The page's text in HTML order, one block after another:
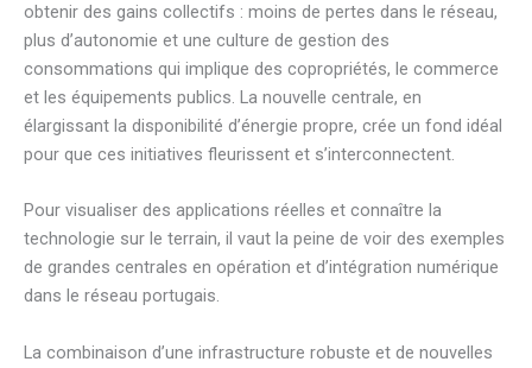
obtenir des gains collectifs : moins de pertes dans le réseau,
plus d’autonomie et une culture de gestion des
consommations qui implique des copropriétés, le commerce
et les équipements publics. La nouvelle centrale, en
élargissant la disponibilité d’énergie propre, crée un fond idéal
pour que ces initiatives fleurissent et s’interconnectent.
Pour visualiser des applications réelles et connaître la
technologie sur le terrain, il vaut la peine de voir des exemples
de grandes centrales en opération et d’intégration numérique
dans le réseau portugais.
La combinaison d’une infrastructure robuste et de nouvelles